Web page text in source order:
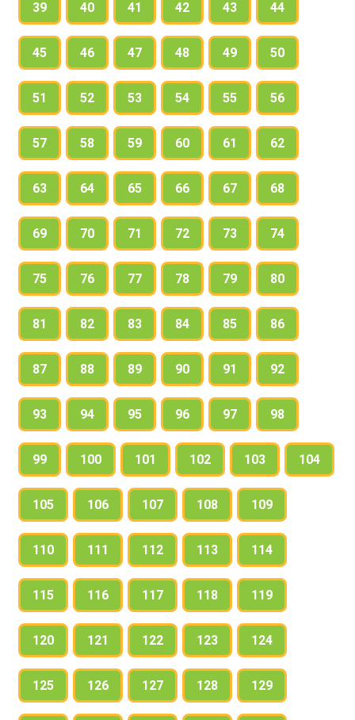
39 40 41 42 43 44
45 46 47 48 49 50
51 52 53 54 55 56
57 58 59 60 61 62
63 64 65 66 67 68
69 70 71 72 73 74
75 76 77 78 79 80
81 82 83 84 85 86
87 88 89 90 91 92
93 94 95 96 97 98
99 100 101 102 103 104
105 106 107 108 109
110 111 112 113 114
115 116 117 118 119
120 121 122 123 124
125 126 127 128 129